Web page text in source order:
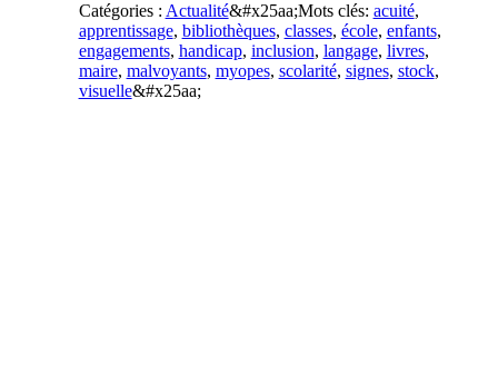
Catégories : Actualité&#x25aa;Mots clés: acuité,
apprentissage, bibliothèques, classes, école, enfants,
engagements, handicap, inclusion, langage, livres,
maire, malvoyants, myopes, scolarité, signes, stock,
visuelle&#x25aa;